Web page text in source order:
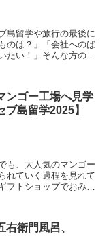
島留学や旅行の最後に
のは？」「会社へのば
たい！」そんな方のた
ンゴー工場へ見学
ブ島留学2025】
も、大人気のマンゴー
れていく過程を見れて
フトショップでおみや
右衛門風呂、